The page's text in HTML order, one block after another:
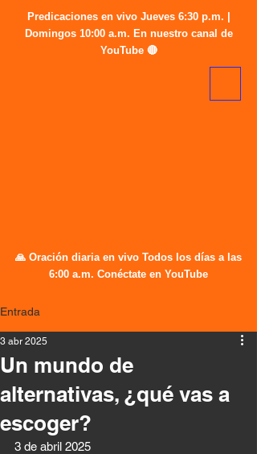
🙏 Oración diaria en vivo Todos los días a las
6:00 a.m. Conéctate en YouTube
Predicaciones en vivo Jueves 6:30 p.m. |
Domingos 10:00 a.m. En nuestro canal de
YouTube 🔴
Entrada
Un mundo de
alternativas, ¿qué vas a
escoger?
3 abr 2025
3 de abril 2025